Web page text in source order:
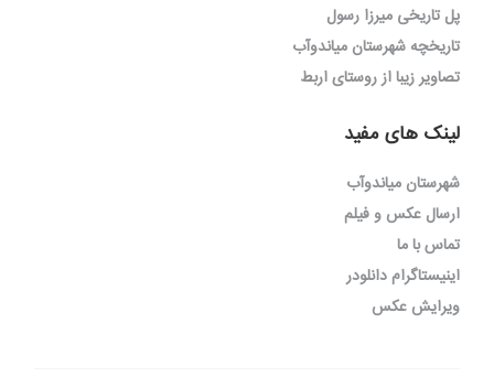
پل تاریخی میرزا رسول
تاریخچه شهرستان میاندوآب
تصاویر زیبا از روستای اربط
لینک های مفید
شهرستان میاندوآب
ارسال عکس و فیلم
تماس با ما
اینیستاگرام دانلودر
ویرایش عکس